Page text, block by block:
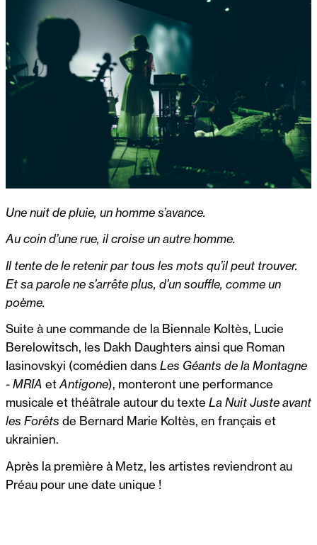
Une nuit de pluie, un homme s’avance.
Au coin d’une rue, il croise un autre homme.
Il tente de le retenir par tous les mots qu’il peut trouver.
Et sa parole ne s’arrête plus, d’un souffle, comme un
poème.
Suite à une commande de la Biennale Koltès, Lucie
Berelowitsch, les Dakh Daughters ainsi que Roman
Iasinovskyi (comédien dans Les Géants de la Montagne
- MRIA etAntigone), monteront une performance
musicale et théâtrale autour du texte La Nuit Juste avant
les Forêts de Bernard Marie Koltès, en français et
ukrainien.
Après la première à Metz, les artistes reviendront au
Préau pour une date unique !